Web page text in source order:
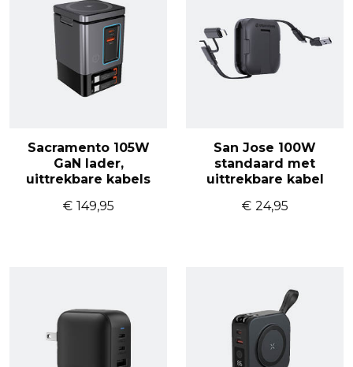
Sacramento 105W
GaN lader,
uittrekbare kabels
€ 149,95
San Jose 100W
standaard met
uittrekbare kabel
€ 24,95